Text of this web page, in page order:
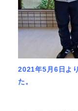
2021年5月6日よ
た。